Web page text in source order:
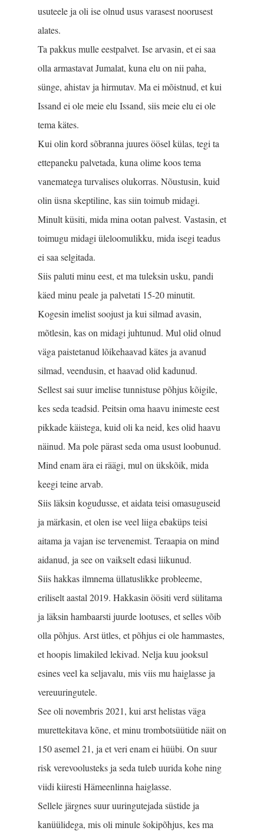
usuteele ja oli ise olnud usus varasest noorusest
alates.
Ta pakkus mulle eestpalvet. Ise arvasin, et ei saa
olla armastavat Jumalat, kuna elu on nii paha,
sünge, ahistav ja hirmutav. Ma ei mõistnud, et kui
Issand ei ole meie elu Issand, siis meie elu ei ole
tema kätes.
Kui olin kord sõbranna juures öösel külas, tegi ta
ettepaneku palvetada, kuna olime koos tema
vanematega turvalises olukorras. Nõus­tusin, kuid
olin üsna skeptiline, kas siin toimub midagi.
Minult küsiti, mida mina ootan palvest. Vastasin, et
toimugu midagi üleloomulikku, mida isegi teadus
ei saa selgitada.
Siis paluti minu eest, et ma tuleksin usku, pandi
käed minu peale ja palvetati 15-20 minutit.
Kogesin imelist soojust ja kui silmad avasin,
mõtlesin, kas on midagi juhtunud. Mul olid olnud
väga paistetanud lõikehaavad kätes ja avanud
silmad, veendusin, et haavad olid kadunud.
Sellest sai suur imelise tunnistuse põhjus kõigile,
kes seda teadsid. Peitsin oma haavu inimeste eest
pikkade käistega, kuid oli ka neid, kes olid haavu
näinud. Ma pole pärast seda oma usust loobunud.
Mind enam ära ei räägi, mul on ükskõik, mida
keegi teine arvab.
Siis läksin kogudusse, et aidata teisi omasuguseid
ja märkasin, et olen ise veel liiga ebaküps teisi
aitama ja vajan ise tervenemist. Teraapia on mind
aidanud, ja see on vaikselt edasi liikunud.
Siis hakkas ilmnema üllatuslikke probleeme,
eriliselt aastal 2019. Hakkasin öösiti verd sülitama
ja läksin hambaarsti juurde lootuses, et selles võib
olla põhjus. Arst ütles, et põhjus ei ole hammastes,
et hoopis limakiled lekivad. Nelja kuu jooksul
esines veel ka seljavalu, mis viis mu haiglasse ja
vereuuringutele.
See oli novembris 2021, kui arst helistas väga
murettekitava kõne, et minu trombotsüütide näit on
150 asemel 21, ja et veri enam ei hüübi. On suur
risk verevoolusteks ja seda tuleb uurida kohe ning
viidi kiiresti Hämeenlinna haiglasse.
Sellele järgnes suur uuringutejada süstide ja
kanüülidega, mis oli minule šokipõhjus, kes ma